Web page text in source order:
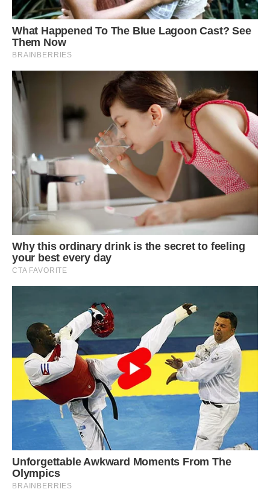
була вражена тим, наскільки там все було ідеально
прораховано. Ця людина, зізнаюся, захопила мене своєю
одержимістю і умінням рахувати гроші, які у нього і так,
наскільки я зрозуміла, водилися в чималій кількості. На
батьківщині у Руслана вже було кілька ресторанів,
закусочних і кав’ярні. Працювали вони бездоганно, дохід
приносили, він планував розширювати і урізноманітнити
свій бізнес.
Чи була я закохана в нього? Скоріше ні ніж так. Якщо
Дмитро свого часу вразив мене добротою і якимось
внутрішнім світлом, то Руслан здавався мені такою
надійною стіною, за якою нічого не страшно. Закохався
він у мене? Напевно, так, принаймні, він мені багато
говорив про це, та й жіноче серце не обдуриш. Ми
розписалися.
Батьки з сумом сприйняли моє повідомлення про
швидкий від’їзді в Естонію, але так не впадали у відчай, як
багато років тому, коли я готувалася стати попадею.
Руслан попросив мене закінчити бухгалтерські курси, і я
стежив за церковної кухлем? Самі ази бухгалтерії я
освоїла, ще будучи попадею, а тепер стала
бізнесменшою, ось так іноді жартує життя.
Хоча не зовсім і бізнесменшою, якщо чесно, швидше, я
стала адміністратором. Реєстрацією пекарні займалася
без будь-чиєї допомоги. Мій чоловік вважався
індивідуальним підприємцем, і в списку видів діяльності
його підприємств вже було вказано код, що дозволяє
відкриття пекарні. І все ж Руслан сказав мені, щоб
оформляла пекарню на себе, він так вирішив, і я не
пручалася, про майбутнє теж треба думати, а раптом
знову одна залишуся?
Я шукала приміщення для своєї пекарні і від багатьох